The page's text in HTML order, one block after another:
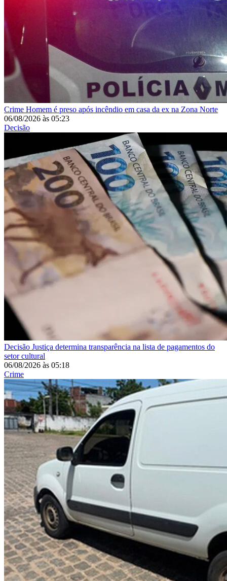
Crime Homem é preso após incêndio em casa da ex na Zona Norte
06/08/2026 às 05:23
Decisão
Decisão Justiça determina transparência na lista de pagamentos do
setor cultural
06/08/2026 às 05:18
Crime